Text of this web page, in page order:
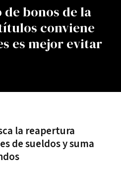
de bonos de la
conviene
es mejor evitar
la reapertura
de sueldos y suma